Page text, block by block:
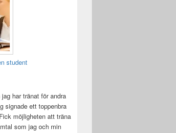
student
har tränat för andra
signade ett toppenbra
möjligheten att träna
som jag och min